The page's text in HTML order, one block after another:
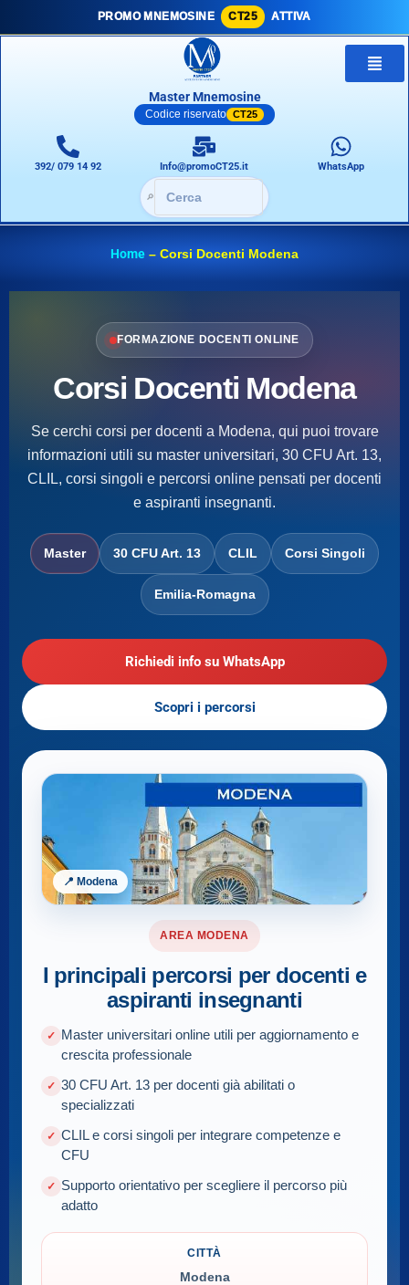
PROMO MNEMOSINE CT25 ATTIVA
Master Mnemosine
Codice riservato CT25
392/ 079 14 92 Info@promoCT25.it WhatsApp
🔎
Home – Corsi Docenti Modena
FORMAZIONE DOCENTI ONLINE
Corsi Docenti Modena
Se cerchi corsi per docenti a Modena, qui puoi trovare
informazioni utili su master universitari, 30 CFU Art. 13,
CLIL, corsi singoli e percorsi online pensati per docenti
e aspiranti insegnanti.
Master 30 CFU Art. 13 CLIL Corsi Singoli
Emilia-Romagna
Richiedi info su WhatsApp
Scopri i percorsi
📍 Modena
AREA MODENA
I principali percorsi per docenti e
aspiranti insegnanti
Master universitari online utili per aggiornamento e
crescita professionale
30 CFU Art. 13 per docenti già abilitati o
specializzati
CLIL e corsi singoli per integrare competenze e
CFU
Supporto orientativo per scegliere il percorso più
adatto
CITTÀ
Modena